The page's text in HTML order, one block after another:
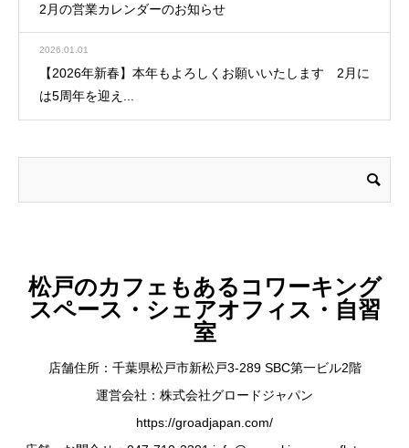
2月の営業カレンダーのお知らせ
2026.01.01
【2026年新春】本年もよろしくお願いいたします 2月に
は5周年を迎え...
松戸のカフェもあるコワーキング
スペース・シェアオフィス・自習
室
店舗住所：千葉県松戸市新松戸3-289 SBC第一ビル2階
運営会社：株式会社グロードジャパン
https://groadjapan.com/